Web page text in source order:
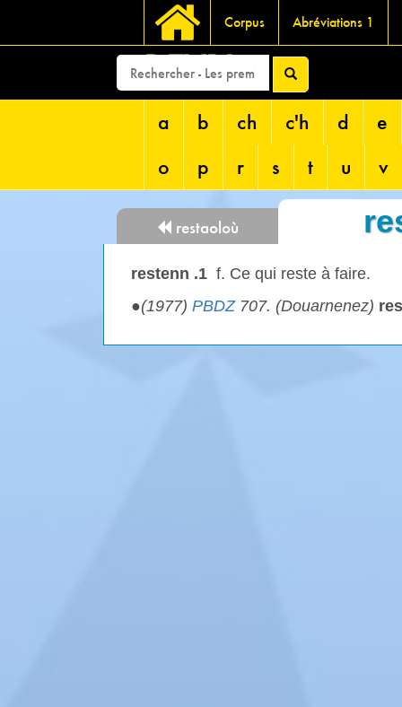
Corpus Abréviations 1
DEVRI
a b ch c'h d
e
o
p r s t u v
restaoloù
restenn .1 f. Ce qui reste à faire.
●(1977) PBDZ707. (Douarnenez)